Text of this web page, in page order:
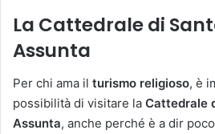
La Cattedrale di
Assunta
Per chi ama il turismo religioso, è
possibilità di visitare la Cattedrale
Assunta, anche perché è a dir